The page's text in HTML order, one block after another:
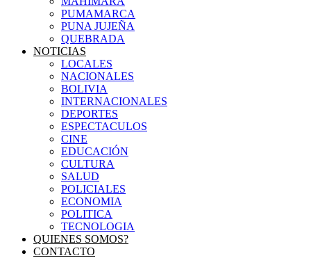
PUMAMARCA
PUNA JUJEÑA
QUEBRADA
NOTICIAS
LOCALES
NACIONALES
BOLIVIA
INTERNACIONALES
DEPORTES
ESPECTACULOS
CINE
EDUCACIÓN
CULTURA
SALUD
POLICIALES
ECONOMIA
POLITICA
TECNOLOGIA
QUIENES SOMOS?
CONTACTO